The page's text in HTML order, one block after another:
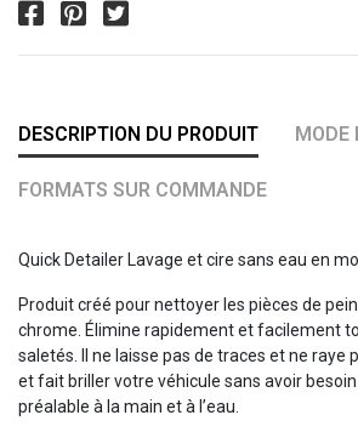
DESCRIPTION DU PRODUIT MODE
FORMATS SUR COMMANDE
Quick Detailer Lavage et cire sans eau en
Produit créé pour nettoyer les pièces de
chrome. Élimine rapidement et facilement
saletés. Il ne laisse pas de traces et ne raye
et fait briller votre véhicule sans avoir
préalable à la main et à l’eau.